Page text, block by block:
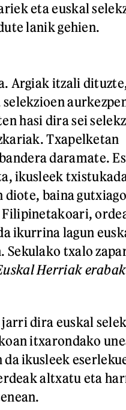
eta euskal
lanik gehien.
Argiak itzali
hasi dira sei
Txapelketan
daramate.
ikusleek
baina
ikurrina lagun
Sekulako txalo
Herriak
dira euskal
itxarondako
da ikusleek
altxatu eta